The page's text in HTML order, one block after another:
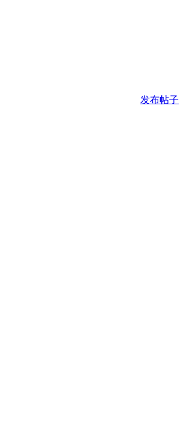
发布帖子